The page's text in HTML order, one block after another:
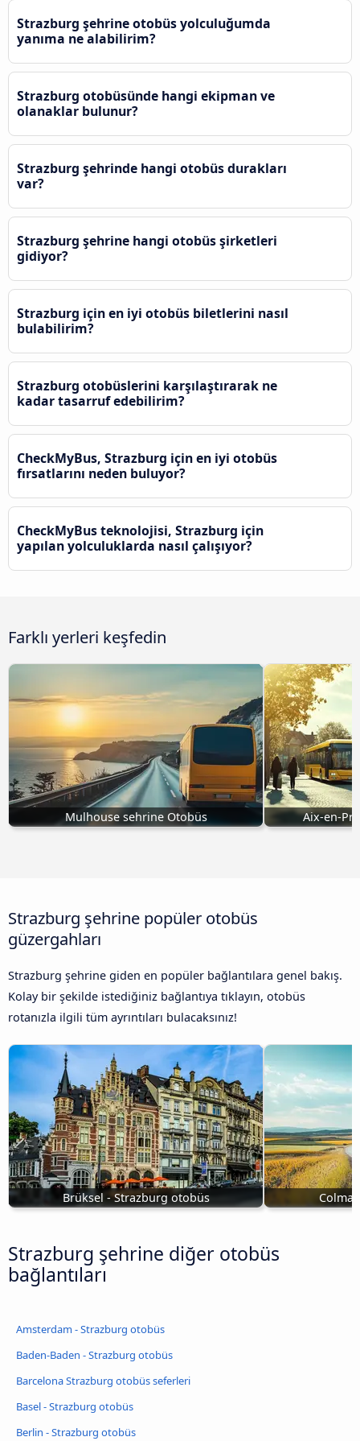
Strazburg şehrine otobüs yolculuğumda
yanıma ne alabilirim?
Strazburg otobüsünde hangi ekipman ve
olanaklar bulunur?
Strazburg şehrinde hangi otobüs durakları
var?
Strazburg şehrine hangi otobüs şirketleri
gidiyor?
Strazburg için en iyi otobüs biletlerini nasıl
bulabilirim?
Strazburg otobüslerini karşılaştırarak ne
kadar tasarruf edebilirim?
CheckMyBus, Strazburg için en iyi otobüs
fırsatlarını neden buluyor?
CheckMyBus teknolojisi, Strazburg için
yapılan yolculuklarda nasıl çalışıyor?
Farklı yerleri keşfedin
Mulhouse sehrine Otobüs Aix-en-
Strazburg şehrine popüler otobüs
güzergahları
Strazburg şehrine giden en popüler bağlantılara genel bakış.
Kolay bir şekilde istediğiniz bağlantıya tıklayın, otobüs
rotanızla ilgili tüm ayrıntıları bulacaksınız!
Brüksel - Strazburg otobüs
Strazburg şehrine diğer otobüs
bağlantıları
Amsterdam - Strazburg otobüs
Baden-Baden - Strazburg otobüs
Barcelona Strazburg otobüs seferleri
Basel - Strazburg otobüs
Berlin - Strazburg otobüs